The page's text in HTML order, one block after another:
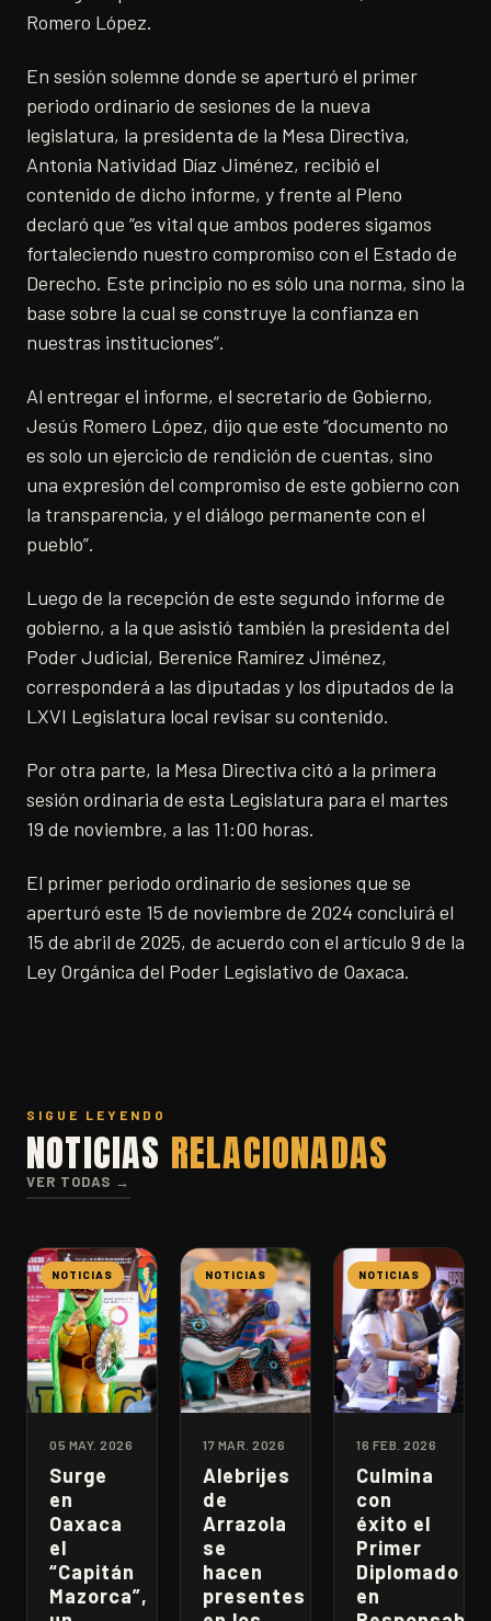
Romero López.
En sesión solemne donde se aperturó el primer
periodo ordinario de sesiones de la nueva
legislatura, la presidenta de la Mesa Directiva,
Antonia Natividad Díaz Jiménez, recibió el
contenido de dicho informe, y frente al Pleno
declaró que “es vital que ambos poderes sigamos
fortaleciendo nuestro compromiso con el Estado de
Derecho. Este principio no es sólo una norma, sino la
base sobre la cual se construye la confianza en
nuestras instituciones”.
Al entregar el informe, el secretario de Gobierno,
Jesús Romero López, dijo que este “documento no
es solo un ejercicio de rendición de cuentas, sino
una expresión del compromiso de este gobierno con
la transparencia, y el diálogo permanente con el
pueblo”.
Luego de la recepción de este segundo informe de
gobierno, a la que asistió también la presidenta del
Poder Judicial, Berenice Ramírez Jiménez,
corresponderá a las diputadas y los diputados de la
LXVI Legislatura local revisar su contenido.
Por otra parte, la Mesa Directiva citó a la primera
sesión ordinaria de esta Legislatura para el martes
19 de noviembre, a las 11:00 horas.
El primer periodo ordinario de sesiones que se
aperturó este 15 de noviembre de 2024 concluirá el
15 de abril de 2025, de acuerdo con el artículo 9 de la
Ley Orgánica del Poder Legislativo de Oaxaca.
SIGUE LEYENDO
NOTICIAS RELACIONADAS
VER TODAS →
NOTICIAS
05 MAY. 2026
Surge
en
Oaxaca
el
“Capitán
Mazorca”,
NOTICIAS
17 MAR. 2026
Alebrijes
de
Arrazola
se
hacen
presentes
NOTICIAS
16 FEB. 2026
Culmina
con
éxito el
Primer
Diplomado
en